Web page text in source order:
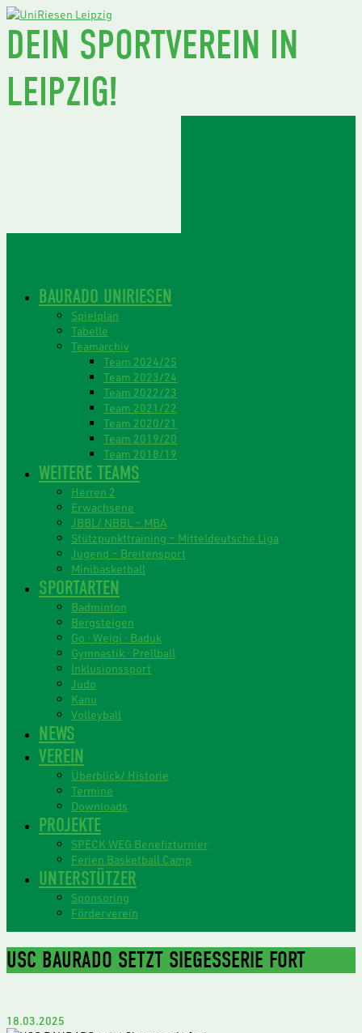
DEIN SPORTVEREIN IN
LEIPZIG!
BAURADO UNIRIESEN
Spielplan
Tabelle
Teamarchiv
Team 2024/25
Team 2023/24
Team 2022/23
Team 2021/22
Team 2020/21
Team 2019/20
Team 2018/19
WEITERE TEAMS
Herren 2
Erwachsene
JBBL/ NBBL – MBA
Stützpunkttraining – Mitteldeutsche Liga
Jugend – Breitensport
Minibasketball
SPORTARTEN
Badminton
Bergsteigen
Go · Weiqi · Baduk
Gymnastik · Prellball
Inklusionssport
Judo
Kanu
Volleyball
NEWS
VEREIN
Überblick/ Historie
Termine
Downloads
PROJEKTE
SPECK WEG Benefizturnier
Ferien Basketball Camp
UNTERSTÜTZER
Sponsoring
Förderverein
USC BAURADO SETZT SIEGESSERIE FORT
18.03.2025